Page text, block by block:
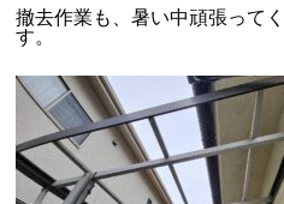
撤去作業も、暑い中頑張って
す。